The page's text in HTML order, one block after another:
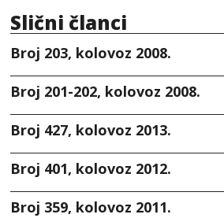
Slični članci
Broj 203, kolovoz 2008.
Broj 201-202, kolovoz 2008.
Broj 427, kolovoz 2013.
Broj 401, kolovoz 2012.
Broj 359, kolovoz 2011.